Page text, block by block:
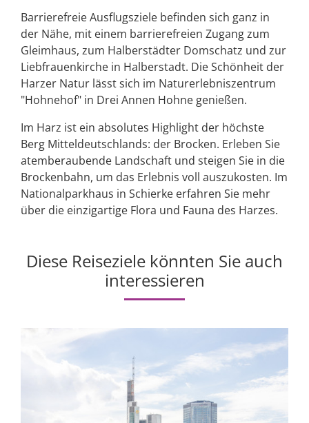
Barrierefreie Ausflugsziele befinden sich ganz in
der Nähe, mit einem barrierefreien Zugang zum
Gleimhaus, zum Halberstädter Domschatz und zur
Liebfrauenkirche in Halberstadt. Die Schönheit der
Harzer Natur lässt sich im Naturerlebniszentrum
"Hohnehof" in Drei Annen Hohne genießen.
Im Harz ist ein absolutes Highlight der höchste
Berg Mitteldeutschlands: der Brocken. Erleben Sie
atemberaubende Landschaft und steigen Sie in die
Brockenbahn, um das Erlebnis voll auszukosten. Im
Nationalparkhaus in Schierke erfahren Sie mehr
über die einzigartige Flora und Fauna des Harzes.
Diese Reiseziele könnten Sie auch
interessieren